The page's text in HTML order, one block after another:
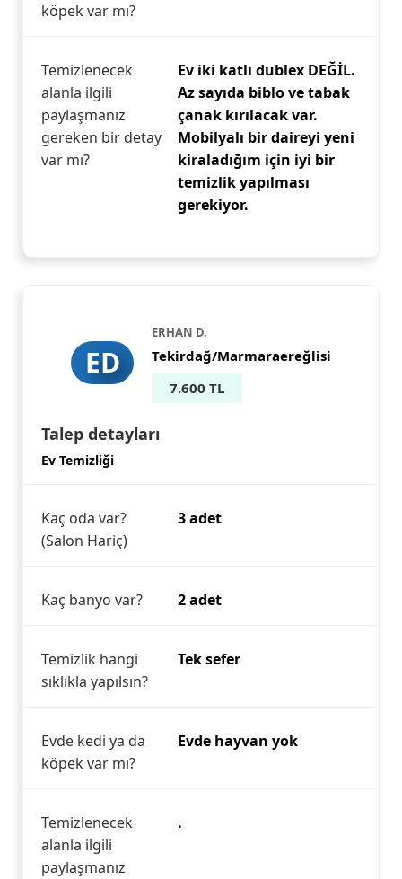
köpek var mı?
Temizlenecek
alanla ilgili
paylaşmanız
gereken bir detay
var mı?
Ev iki katlı dublex DEĞİL.
Az sayıda biblo ve tabak
çanak kırılacak var.
Mobilyalı bir daireyi yeni
kiraladığım için iyi bir
temizlik yapılması
gerekiyor.
ED
ERHAN D.
Tekirdağ/Marmaraereğlisi
7.600 TL
Talep detayları
Ev Temizliği
Kaç oda var?
(Salon Hariç)
3 adet
Kaç banyo var? 2 adet
Temizlik hangi
sıklıkla yapılsın?
Tek sefer
Evde kedi ya da
köpek var mı?
Evde hayvan yok
Temizlenecek
alanla ilgili
paylaşmanız
.